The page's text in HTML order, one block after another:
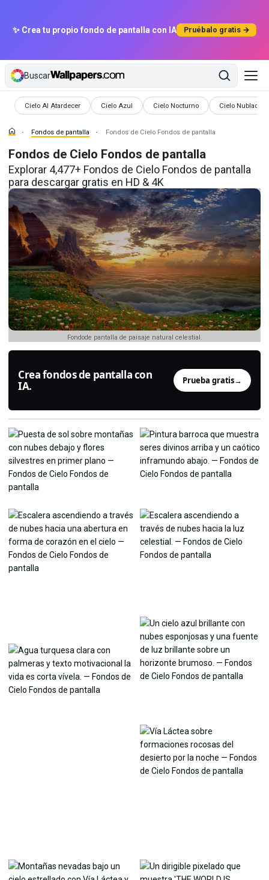
✨ Crea tu propio fondo de pantalla con IA Pruébalo gratis →
Buscar
Cielo Al Atardecer
Fondos de pantalla Cielo Azul
Fondos de pantallaCielo Nocturno
Fondos de pantalla Cielo Nublado
Fondos de
Fondos de pantalla Fondos de Cielo Fondos de pantalla
Fondos de Cielo Fondos de pantalla
Explorar 4,477+ Fondos de Cielo Fondos de pantalla
para descargar gratis en HD & 4K
Fondode pantalla de paisaje natural celestial.
Crea fondos de pantalla con
IA.
Prueba gratis→